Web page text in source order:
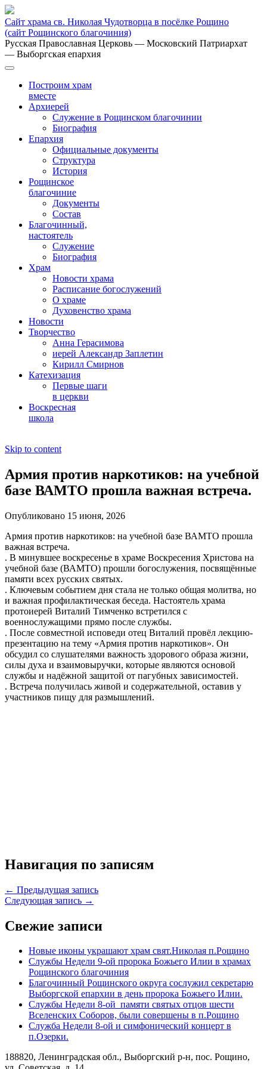
Сайт храма св. Николая Чудотворца в посёлке Рощино
(сайт Рощинского благочиния)
Русская Православная Церковь — Московский Патриархат
— Выборгская епархия
Построим храм
вместе
Архиерей
Служение в Рощинском благочинии
Биография
Епархия
Официальные документы
Структура
История
Рощинское
благочиние
Документы
Состав
Благочинный,
настоятель
Служение
Биография
Храм
Новости храма
Расписание богослужений
О храме
Духовенство храма
Новости
Творчество
Анна Герасимова
иерей Александр Заплетин
Кирилл Смирнов
Катехизация
Первые шаги
в церкви
Воскресная
школа
Skip to content
Армия против наркотиков: на учебной
базе ВАМТО прошла важная встреча.
Опубликовано 15 июня, 2026
Армия против наркотиков: на учебной базе ВАМТО прошла
важная встреча.
. В минувшее воскресенье в храме Воскресения Христова на
учебной базе (ВАМТО) прошли богослужения, посвящённые
памяти всех русских святых.
. Ключевым событием дня стала не только общая молитва, но
и важная профилактическая беседа. Настоятель храма
протоиерей Виталий Тимченко встретился с
военнослужащими прямо после службы.
. После совместной исповеди отец Виталий провёл лекцию-
презентацию на тему «Армия против наркотиков». Он
обсудил со слушателями важность здорового образа жизни,
силы духа и взаимовыручки, которые являются основой
службы и надёжной защитой от пагубных зависимостей.
. Встреча получилась живой и содержательной, оставив у
участников пищу для размышлений.
Навигация по записям
← Предыдущая запись
Следующая запись →
Свежие записи
Новые иконы украшают храм свят.Николая п.Рощино
Службы Недели 9-ой пророка Божьего Илии в храмах
Рощинского благочиния
Благочинный Рощинского округа сослужил секретарю
Выборгской епархии в день пророка Божьего Илии.
Службы Недели 8-ой памяти святых отцов шести
Вселенских Соборов, были совершены в п.Рощино
Служба Недели 8-ой и симфонический концерт в
п.Озерки.
188820, Ленинградская обл., Выборгский р-н, пос. Рощино,